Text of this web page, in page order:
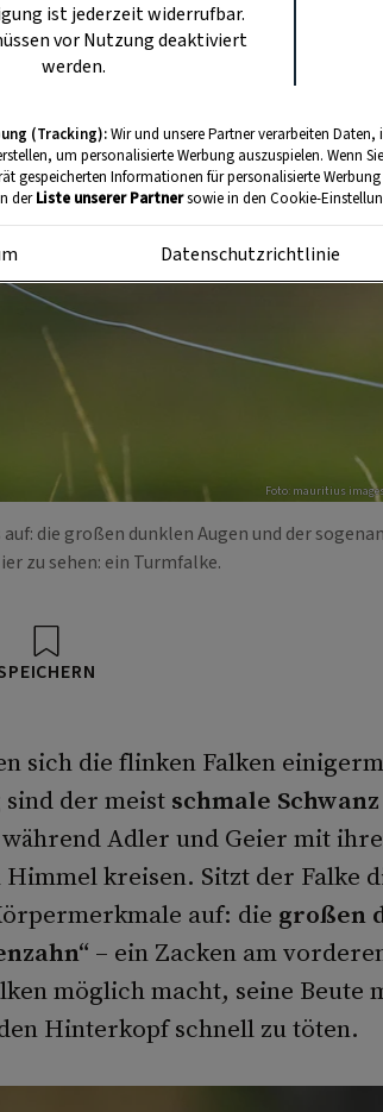
Foto: mauritius
die großen dunklen Augen und der
zu sehen: ein Turmfalke.
sich die flinken Falken
der meist schmale Schwanz
Adler und Geier mit
kreisen. Sitzt der Falke
auf: die großen
– ein Zacken am
möglich macht, seine Beute
Hin­terkopf schnell zu töten.
ist jederzeit widerrufbar.
vor Nutzung deaktiviert
werden.
(Tracking):Wir und unsere Partner verarbeiten
um personalisierte Werbung auszuspielen. Wenn
gespeicherten Informationen für personalisierte
derListe unserer Partnersowie in den Cookie-
Datenschutzrichtlinie